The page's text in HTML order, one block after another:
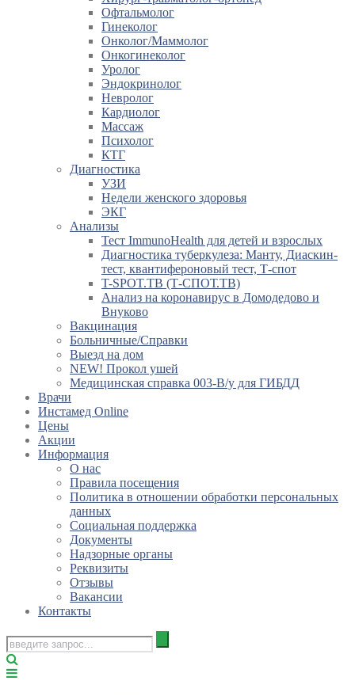
Офтальмолог
Гинеколог
Онколог/Маммолог
Онкогинеколог
Уролог
Эндокринолог
Невролог
Кардиолог
Массаж
Психолог
КТГ
Диагностика
УЗИ
Недели женского здоровья
ЭКГ
Анализы
Тест ImmunoHealth для детей и взрослых
Диагностика туберкулеза: Манту, Диаскин-
тест, квантифероновый тест, Т-спот
T-SPOT.TB (Т-СПОТ.ТВ)
Анализ на коронавирус в Домодедово и
Внуково
Вакцинация
Больничные/Справки
Выезд на дом
NEW! Прокол ушей
Медицинская справка 003-В/у для ГИБДД
Врачи
Инстамед Online
Цены
Акции
Информация
О нас
Правила посещения
Политика в отношении обработки персональных
данных
Социальная поддержка
Документы
Надзорные органы
Реквизиты
Отзывы
Вакансии
Контакты